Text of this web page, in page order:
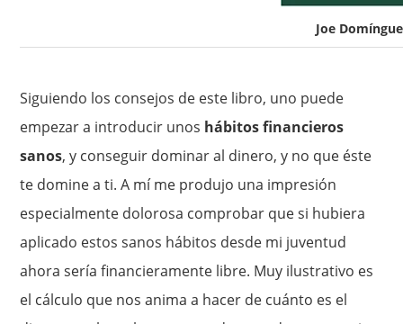
Joe
Siguiendo los consejos de este libro, uno puede
empezar a introducir unos hábitos financieros
sanos, y conseguir dominar al dinero, y no que éste
te domine a ti. A mí me produjo una impresión
especialmente dolorosa comprobar que si hubiera
aplicado estos sanos hábitos desde mi juventud
ahora sería financieramente libre. Muy ilustrativo es
el cálculo que nos anima a hacer de cuánto es el